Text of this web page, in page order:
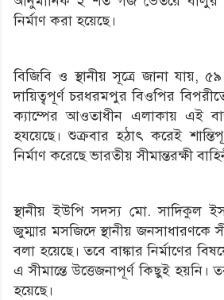
নির্মাণ করা হয়েছে।
বিজিবি ও স্থানীয় সূত্রে জানা যায়, ৫৯
দায়িত্বপূর্ণ চরধরমপুর বিওপির
ক্যাম্পের আওতাধীন এলাকায় এই
হযয়েছে। শুক্রবার হঠাৎ করেই
নির্মাণ করেছে ভারতীয় সীমান্তরক্ষী
স্থানীয় ইউপি সদস্য মো. সাদিকুল
জুম্মার মসজিদে স্থানীয় জনসাধারণকে
বলা হয়েছে। তবে বাঙ্কার নির্মাণের
এ সীমান্তে উত্তেজনাপূর্ণ কিছুই হয়নি।
হয়েছে।